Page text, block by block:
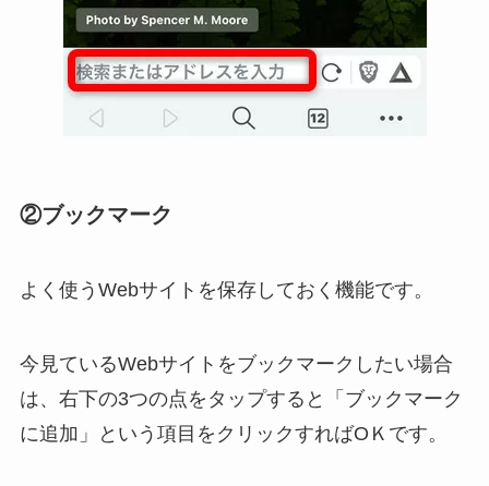
②ブックマーク
よく使うWebサイトを保存しておく機能です。
今見ているWebサイトをブックマークしたい場合
は、右下の3つの点をタップすると「ブックマーク
に追加」という項目をクリックすればOＫです。